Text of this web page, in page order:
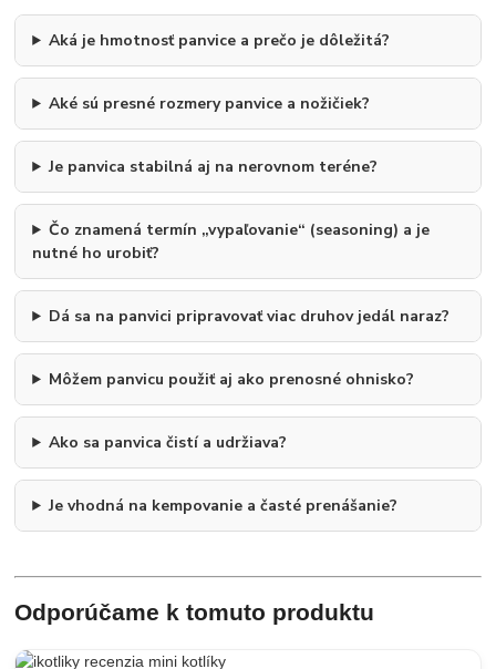
Aká je hmotnosť panvice a prečo je dôležitá?
Aké sú presné rozmery panvice a nožičiek?
Je panvica stabilná aj na nerovnom teréne?
Čo znamená termín „vypaľovanie“ (seasoning) a je
nutné ho urobiť?
Dá sa na panvici pripravovať viac druhov jedál naraz?
Môžem panvicu použiť aj ako prenosné ohnisko?
Ako sa panvica čistí a udržiava?
Je vhodná na kempovanie a časté prenášanie?
Odporúčame k tomuto produktu